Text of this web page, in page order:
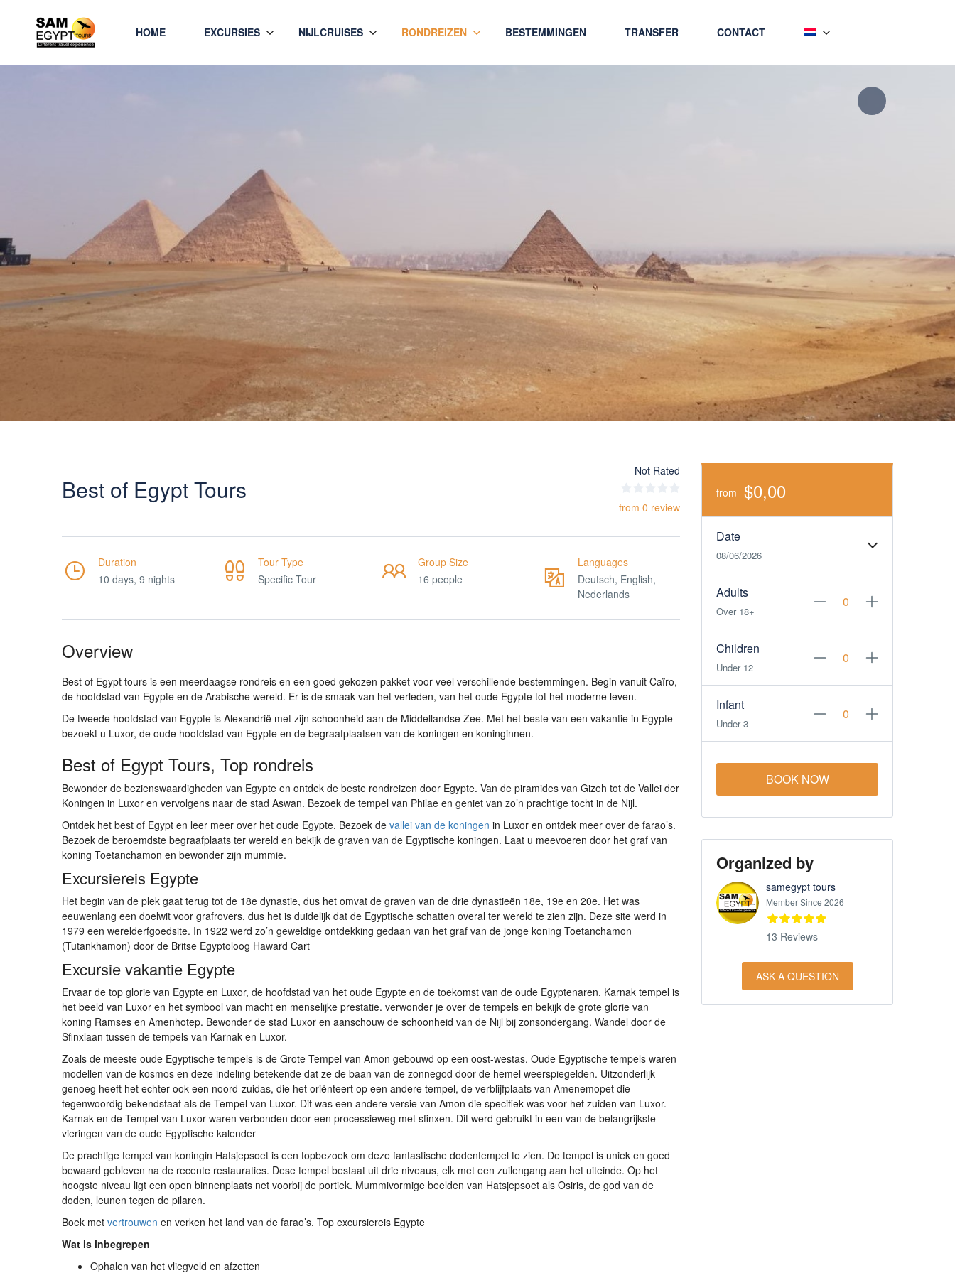
HOME EXCURSIES NIJLCRUISES RONDREIZEN BESTEMMINGEN TRANSFER CONTACT
Best of Egypt Tours
Not Rated
from 0 review
Duration
10 days, 9 nights
Tour Type
Specific Tour
Group Size
16 people
Languages
Deutsch, English,
Nederlands
Overview
Best of Egypt tours is een meerdaagse rondreis en een goed gekozen pakket voor veel verschillende bestemmingen. Begin vanuit Caïro,
de hoofdstad van Egypte en de Arabische wereld. Er is de smaak van het verleden, van het oude Egypte tot het moderne leven.
De tweede hoofdstad van Egypte is Alexandrië met zijn schoonheid aan de Middellandse Zee. Met het beste van een vakantie in Egypte
bezoekt u Luxor, de oude hoofdstad van Egypte en de begraafplaatsen van de koningen en koninginnen.
Best of Egypt Tours, Top rondreis
Bewonder de bezienswaardigheden van Egypte en ontdek de beste rondreizen door Egypte. Van de piramides van Gizeh tot de Vallei der
Koningen in Luxor en vervolgens naar de stad Aswan. Bezoek de tempel van Philae en geniet van zo’n prachtige tocht in de Nijl.
Ontdek het best of Egypt en leer meer over het oude Egypte. Bezoek de vallei van de koningen in Luxor en ontdek meer over de farao’s.
Bezoek de beroemdste begraafplaats ter wereld en bekijk de graven van de Egyptische koningen. Laat u meevoeren door het graf van
koning Toetanchamon en bewonder zijn mummie.
Excursiereis Egypte
Het begin van de plek gaat terug tot de 18e dynastie, dus het omvat de graven van de drie dynastieën 18e, 19e en 20e. Het was
eeuwenlang een doelwit voor grafrovers, dus het is duidelijk dat de Egyptische schatten overal ter wereld te zien zijn. Deze site werd in
1979 een werelderfgoedsite. In 1922 werd zo’n geweldige ontdekking gedaan van het graf van de jonge koning Toetanchamon
(Tutankhamon) door de Britse Egyptoloog Haward Cart
Excursie vakantie Egypte
Ervaar de top glorie van Egypte en Luxor, de hoofdstad van het oude Egypte en de toekomst van de oude Egyptenaren. Karnak tempel is
het beeld van Luxor en het symbool van macht en menselijke prestatie. verwonder je over de tempels en bekijk de grote glorie van
koning Ramses en Amenhotep. Bewonder de stad Luxor en aanschouw de schoonheid van de Nijl bij zonsondergang. Wandel door de
Sfinxlaan tussen de tempels van Karnak en Luxor.
Zoals de meeste oude Egyptische tempels is de Grote Tempel van Amon gebouwd op een oost-westas. Oude Egyptische tempels waren
modellen van de kosmos en deze indeling betekende dat ze de baan van de zonnegod door de hemel weerspiegelden. Uitzonderlijk
genoeg heeft het echter ook een noord-zuidas, die het oriënteert op een andere tempel, de verblijfplaats van Amenemopet die
tegenwoordig bekendstaat als de Tempel van Luxor. Dit was een andere versie van Amon die specifiek was voor het zuiden van Luxor.
Karnak en de Tempel van Luxor waren verbonden door een processieweg met sfinxen. Dit werd gebruikt in een van de belangrijkste
vieringen van de oude Egyptische kalender
De prachtige tempel van koningin Hatsjepsoet is een topbezoek om deze fantastische dodentempel te zien. De tempel is uniek en goed
bewaard gebleven na de recente restauraties. Dese tempel bestaat uit drie niveaus, elk met een zuilengang aan het uiteinde. Op het
hoogste niveau ligt een open binnenplaats net voorbij de portiek. Mummivormige beelden van Hatsjepsoet als Osiris, de god van de
doden, leunen tegen de pilaren.
Boek met vertrouwen en verken het land van de farao’s. Top excursiereis Egypte
Wat is inbegrepen
Ophalen van het vliegveld en afzetten
from $0,00
Date
08/06/2026
Adults
Over 18+
Children
Under 12
Infant
Under 3
BOOK NOW
Organized by
samegypt tours
Member Since 2026
13 Reviews
ASK A QUESTION